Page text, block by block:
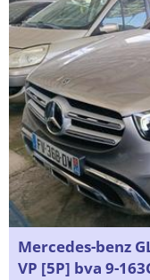
Mercedes-benz
VP [5P] bva 9-